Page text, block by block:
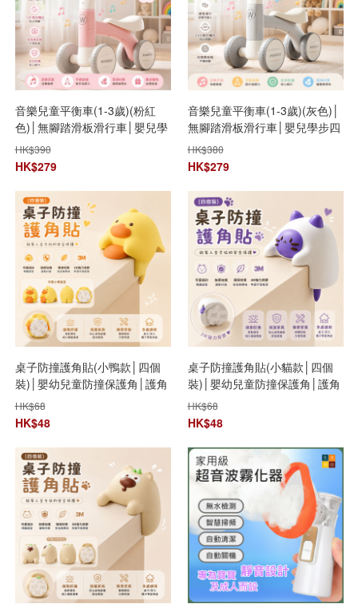
音樂兒童平衡車(1-3歲)(粉紅
色)│無腳踏滑板滑行車│嬰兒學
步四輪車│靜音舒適平衡車
HK$390
HK$279
音樂兒童平衡車(1-3歲)(灰色)│
無腳踏滑板滑行車│嬰兒學步四
輪車│靜音舒適平衡車
HK$380
HK$279
桌子防撞護角貼(小鴨款│四個
裝)│嬰幼兒童防撞保護角│護角
防撞條│安全包邊軟床角貼│直
角保護套
HK$68
HK$48
桌子防撞護角貼(小貓款│四個
裝)│嬰幼兒童防撞保護角│護角
防撞條│安全包邊軟床角貼│直
角保護套
HK$68
HK$48